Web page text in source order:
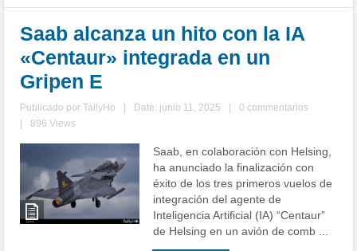
Saab alcanza un hito con la IA
«Centaur» integrada en un
Gripen E
Publicado porTallyHo Date: junio 11, 2025
0 commentarios
896 Views
Saab, en colaboración con Helsing,
ha anunciado la finalización con
éxito de los tres primeros vuelos de
integración del agente de
Inteligencia Artificial (IA) “Centaur”
de Helsing en un avión de comb ...